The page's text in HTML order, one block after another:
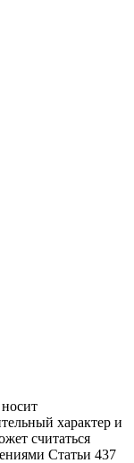
характер и
считаться
Статьи 437